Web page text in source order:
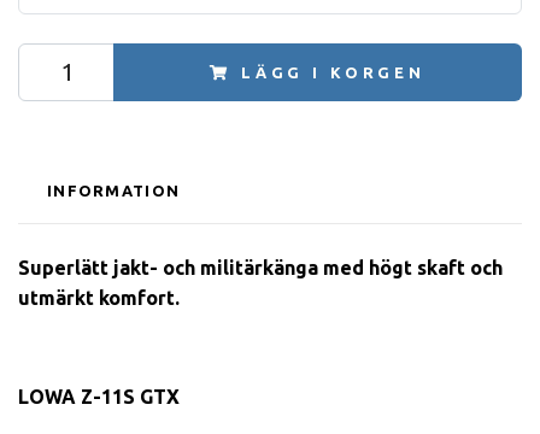
LÄGG I KORGEN
INFORMATION
Superlätt jakt- och militärkänga med högt skaft och
utmärkt komfort.
LOWA Z-11S GTX